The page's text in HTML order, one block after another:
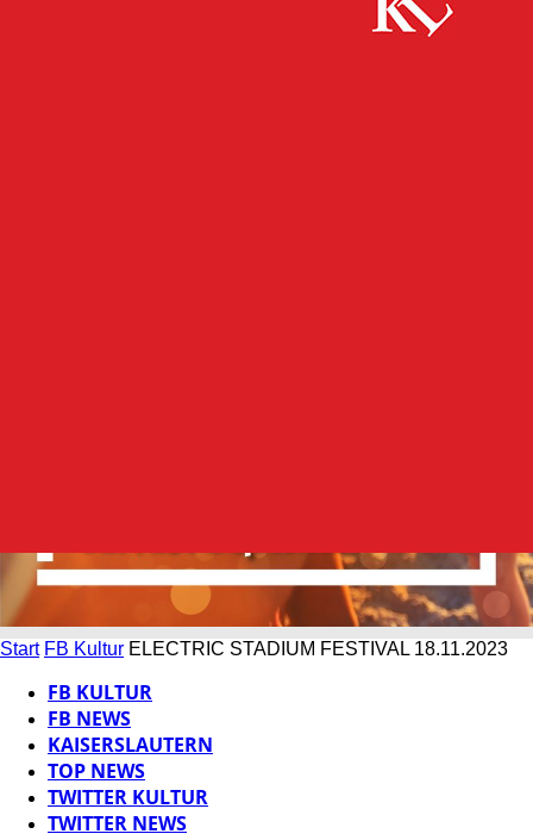
Start FB Kultur ELECTRIC STADIUM FESTIVAL 18.11.2023
FB KULTUR
FB NEWS
KAISERSLAUTERN
TOP NEWS
TWITTER KULTUR
TWITTER NEWS